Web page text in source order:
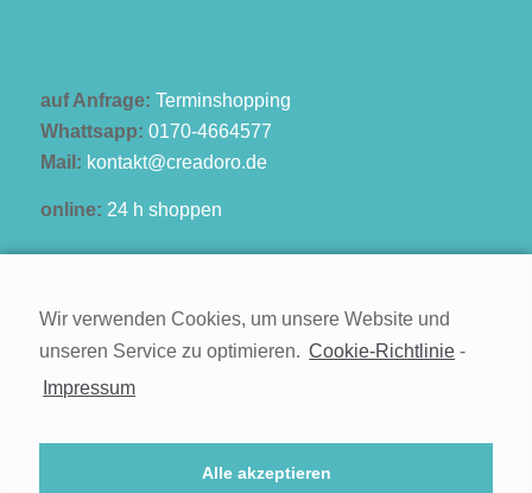
auf Anfrage: Terminshopping
Whattsapp: 0170-4664577
Mail: kontakt@creadoro.de
online: 24 h shoppen
Widerruf
Wir verwenden Cookies, um unsere Website und
unseren Service zu optimieren. Cookie-Richtlinie -
Impressum
Alle akzeptieren